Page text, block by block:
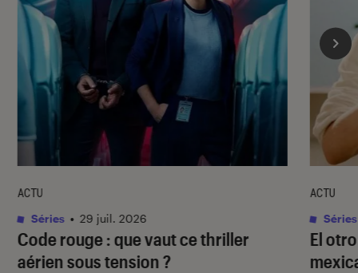
Code rouge: que vaut ce thriller
aérien sous tension ?
ACTU
Séries • 29 juil. 2026
El
ACTU
Séries